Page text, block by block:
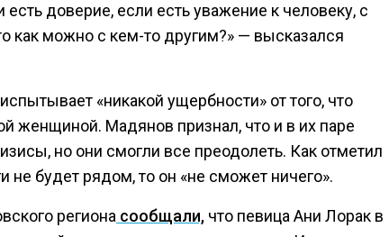
доверие, если есть уважение к человеку, с
как можно с кем-то другим?» — высказался
«никакой ущербности» от того, что
женщиной. Мадянов признал, что и в их паре
но они смогли все преодолеть. Как отметил
не будет рядом, то он «не сможет ничего».
региона сообщали,что певица Ани Лорак в